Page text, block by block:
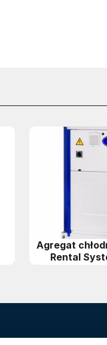
Agregat
Rental